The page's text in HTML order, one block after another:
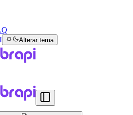
Alterar tema